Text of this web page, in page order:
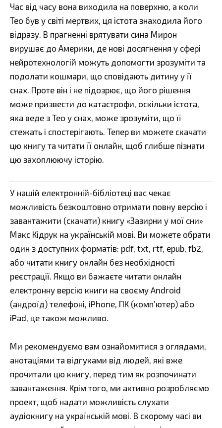
Час від часу вона виходила на поверхню, а коли
Тео був у світі мертвих, ця істота знаходила його
відразу. В прагненні врятувати сина Мирон
вирушає до Америки, де нові досягнення у сфері
нейротехнологій можуть допомогти зрозуміти та
подолати кошмари, що сповідають дитину у її
снах. Проте він і не підозрює, що його рішення
може призвести до катастрофи, оскільки істота,
яка веде з Тео у снах, може зрозуміти, що її
стежать і спостерігають. Тепер ви можете скачати
цю книгу та читати її онлайн, щоб глибше пізнати
цю захоплюючу історію.
У нашій електронній-бібліотеці вас чекає
можливість безкоштовно отримати повну версію і
завантажити (скачати) книгу «Зазирни у мої сни»
Макс Кідрук на українській мові. Ви можете обрати
один з доступних форматів: pdf, txt, rtf, epub, fb2,
або читати книгу онлайн без необхідності
реєстрації. Якщо ви бажаєте читати онлайн
електронну версію книги на своєму Android
(андроїд) телефоні, iPhone, ПК (комп’ютер) або
iPad, це також можливо.
Ми рекомендуємо вам ознайомитися з оглядами,
анотаціями та відгуками від людей, які вже
прочитали цю книгу, перед тим як розпочинати
завантаження. Крім того, ми активно розробляємо
проект, щоб надати можливість слухати
аудіокнигу на українській мові. В скорому часі ви